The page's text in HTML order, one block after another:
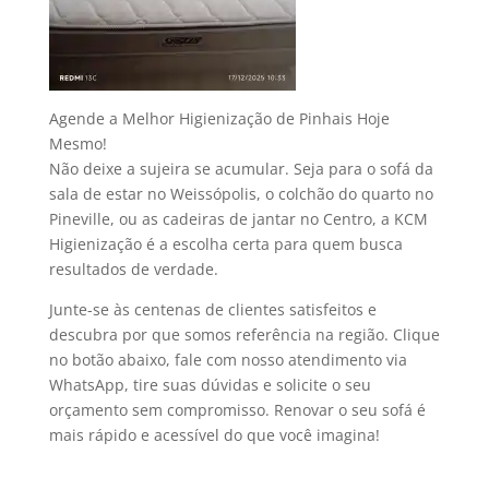
Agende a Melhor Higienização de Pinhais Hoje
Mesmo!
Não deixe a sujeira se acumular. Seja para o sofá da
sala de estar no Weissópolis, o colchão do quarto no
Pineville, ou as cadeiras de jantar no Centro, a KCM
Higienização é a escolha certa para quem busca
resultados de verdade.
Junte-se às centenas de clientes satisfeitos e
descubra por que somos referência na região. Clique
no botão abaixo, fale com nosso atendimento via
WhatsApp, tire suas dúvidas e solicite o seu
orçamento sem compromisso. Renovar o seu sofá é
mais rápido e acessível do que você imagina!